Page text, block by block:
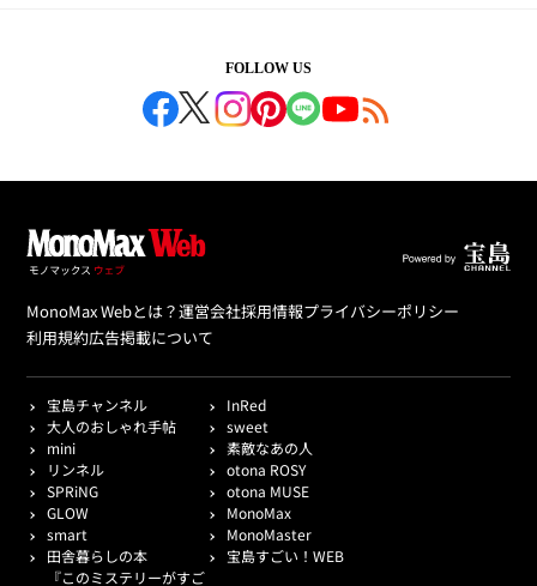
FOLLOW US
MonoMax Webとは？運営会社採用情報プライバシーポリシー
利用規約広告掲載について
宝島チャンネル
InRed
大人のおしゃれ手帖
sweet
mini
素敵なあの人
リンネル
otona ROSY
SPRiNG
otona MUSE
GLOW
MonoMax
smart
MonoMaster
田舎暮らしの本
宝島すごい！WEB
『このミステリーがすご